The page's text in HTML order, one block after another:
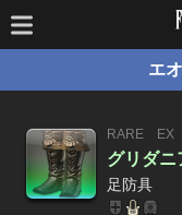
エ
RARE
EX
グリダニ
足防具